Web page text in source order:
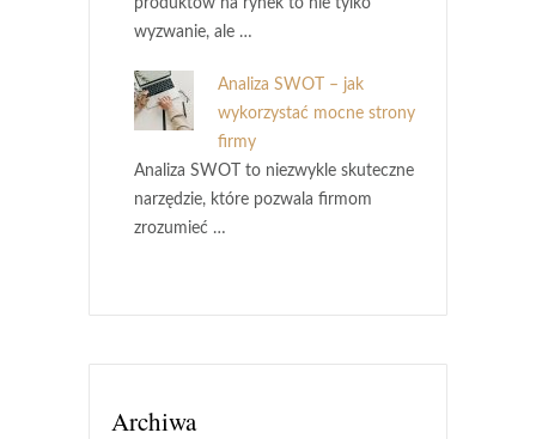
wyzwanie, ale …
Analiza SWOT – jak
wykorzystać mocne strony
firmy
Analiza SWOT to niezwykle skuteczne
narzędzie, które pozwala firmom
zrozumieć …
Archiwa